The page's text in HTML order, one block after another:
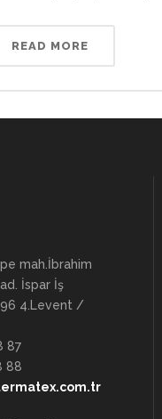
READ MORE
mah.İbrahim
İspar İş
4.Levent /
87
88